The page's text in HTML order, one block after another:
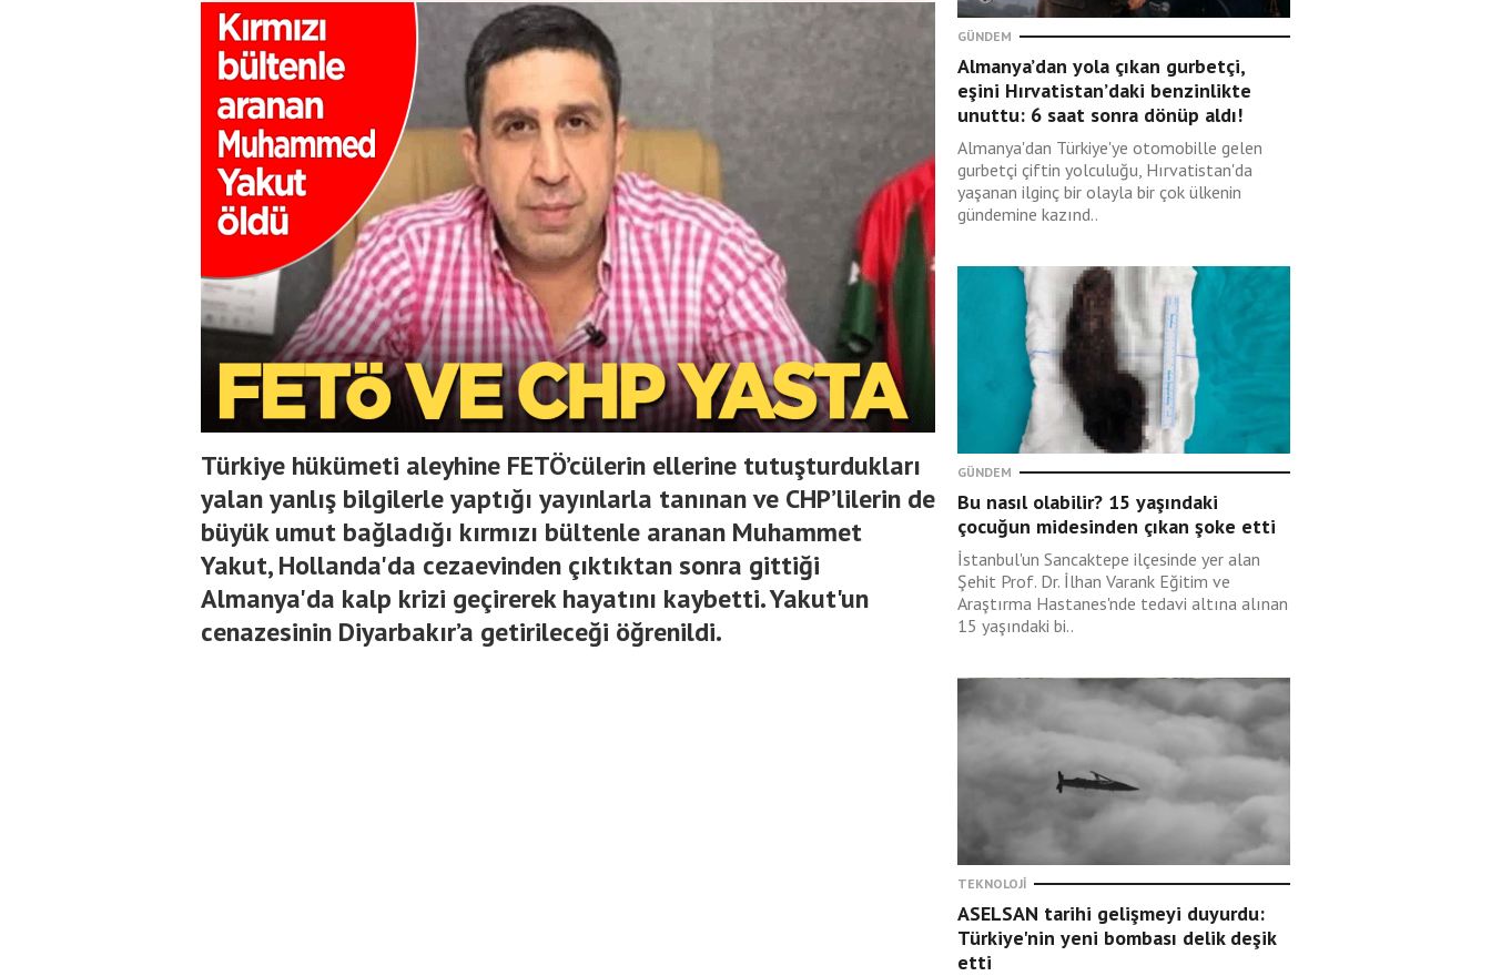
Türkiye hükümeti aleyhine FETÖ’cülerin ellerine tutuşturdukları
yalan yanlış bilgilerle yaptığı yayınlarla tanınan ve CHP’lilerin de
büyük umut bağladığı kırmızı bültenle aranan Muhammet
Yakut, Hollanda'da cezaevinden çıktıktan sonra gittiği
Almanya'da kalp krizi geçirerek hayatını kaybetti. Yakut'un
cenazesinin Diyarbakır’a getirileceği öğrenildi.
GÜNDEM
Almanya’dan yola çıkan gurbetçi,
eşini Hırvatistan’daki benzinlikte
unuttu: 6 saat sonra dönüp aldı!
Almanya'dan Türkiye'ye otomobille gelen
gurbetçi çiftin yolculuğu, Hırvatistan'da
yaşanan ilginç bir olayla bir çok ülkenin
gündemine kazınd..
GÜNDEM
Bu nasıl olabilir? 15 yaşındaki
çocuğun midesinden çıkan şoke etti
İstanbul'un Sancaktepe ilçesinde yer alan
Şehit Prof. Dr. İlhan Varank Eğitim ve
Araştırma Hastanes'nde tedavi altına alınan
15 yaşındaki bi..
TEKNOLOJI
ASELSAN tarihi gelişmeyi duyurdu:
Türkiye'nin yeni bombası delik deşik
etti